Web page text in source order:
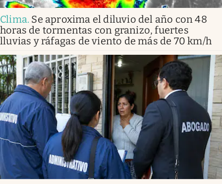
Clima. Se aproxima el diluvio del año con 48
horas de tormentas con granizo, fuertes
lluvias y ráfagas de viento de más de 70 km/h